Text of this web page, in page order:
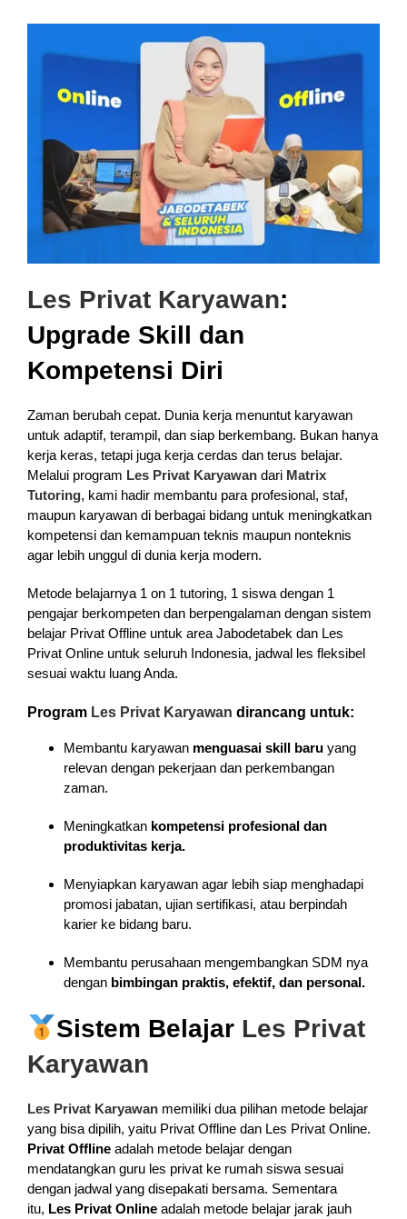
Les Privat Karyawan:
Upgrade Skill dan
Kompetensi Diri
Zaman berubah cepat. Dunia kerja menuntut karyawan
untuk adaptif, terampil, dan siap berkembang. Bukan hanya
kerja keras, tetapi juga kerja cerdas dan terus belajar.
Melalui program Les Privat Karyawandari Matrix
Tutoring, kami hadir membantu para profesional, staf,
maupun karyawan di berbagai bidang untuk meningkatkan
kompetensi dan kemampuan teknis maupun nonteknis
agar lebih unggul di dunia kerja modern.
Metode belajarnya 1 on 1 tutoring, 1 siswa dengan 1
pengajar berkompeten dan berpengalaman dengan sistem
belajar Privat Offline untuk area Jabodetabek dan Les
Privat Online untuk seluruh Indonesia, jadwal les fleksibel
sesuai waktu luang Anda.
Program Les Privat Karyawan dirancang untuk:
Membantu karyawan menguasai skill baruyang
relevan dengan pekerjaan dan perkembangan
zaman.
Meningkatkan kompetensi profesional dan
produktivitas kerja.
Menyiapkan karyawan agar lebih siap menghadapi
promosi jabatan, ujian sertifikasi, atau berpindah
karier ke bidang baru.
Membantu perusahaan mengembangkan SDM nya
dengan bimbingan praktis, efektif, dan personal.
Sistem Belajar Les Privat
Karyawan
Les Privat Karyawanmemiliki dua pilihan metode belajar
yang bisa dipilih, yaitu Privat Offline dan Les Privat Online.
Privat Offlineadalah metode belajar dengan
mendatangkan guru les privat ke rumah siswa sesuai
dengan jadwal yang disepakati bersama. Sementara
itu, Les Privat Onlineadalah metode belajar jarak jauh